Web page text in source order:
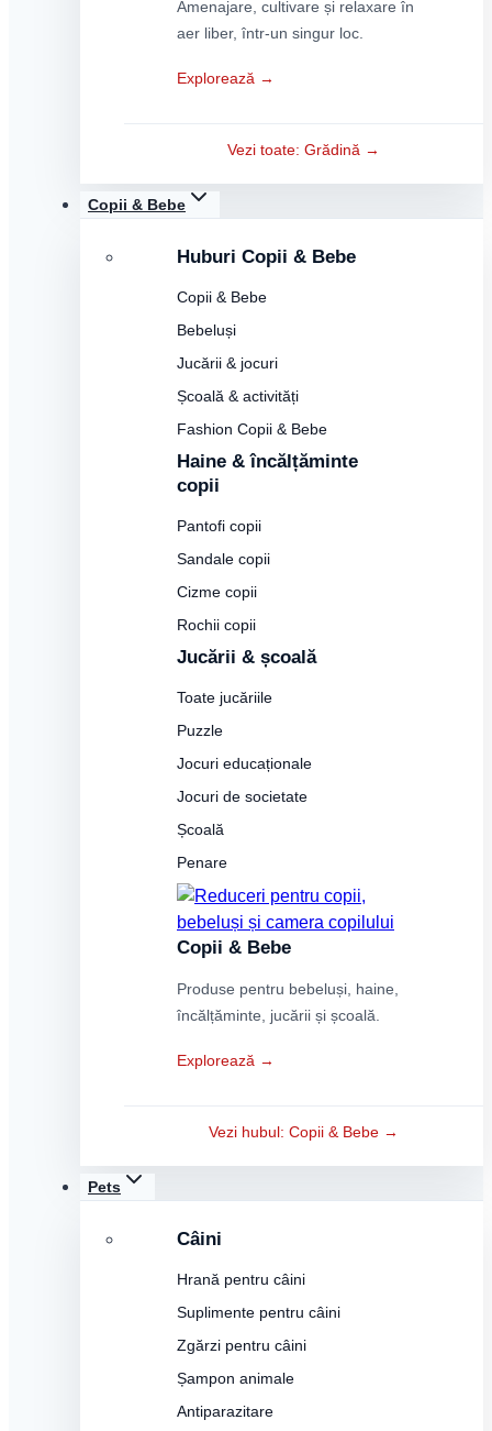
Amenajare, cultivare și relaxare în
aer liber, într-un singur loc.
Explorează →
Vezi toate: Grădină →
Copii & Bebe
Huburi Copii & Bebe
Copii & Bebe
Bebeluși
Jucării & jocuri
Școală & activități
Fashion Copii & Bebe
Haine & încălțăminte
copii
Pantofi copii
Sandale copii
Cizme copii
Rochii copii
Jucării & școală
Toate jucăriile
Puzzle
Jocuri educaționale
Jocuri de societate
Școală
Penare
Copii & Bebe
Produse pentru bebeluși, haine,
încălțăminte, jucării și școală.
Explorează →
Vezi hubul: Copii & Bebe →
Pets
Câini
Hrană pentru câini
Suplimente pentru câini
Zgărzi pentru câini
Șampon animale
Antiparazitare